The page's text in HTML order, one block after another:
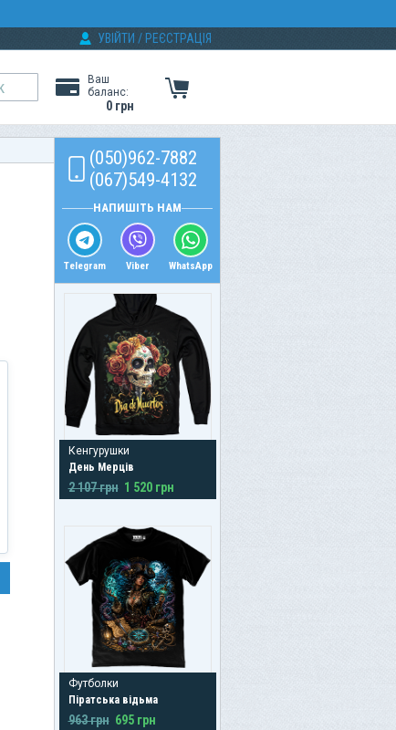
УВІЙТИ / РЕЄСТРАЦІЯ
Ваш
баланс:
0 грн
(050)962-7882
(067)549-4132
НАПИШІТЬ НАМ
Telegram Viber WhatsApp
Кенгурушки
День Мерців
2 107 грн 1 520 грн
Футболки
Піратська відьма
963 грн 695 грн